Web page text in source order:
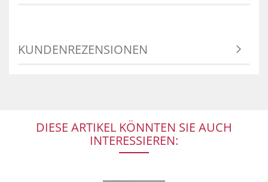
KUNDENREZENSIONEN
DIESE ARTIKEL KÖNNTEN SIE AUCH
INTERESSIEREN: